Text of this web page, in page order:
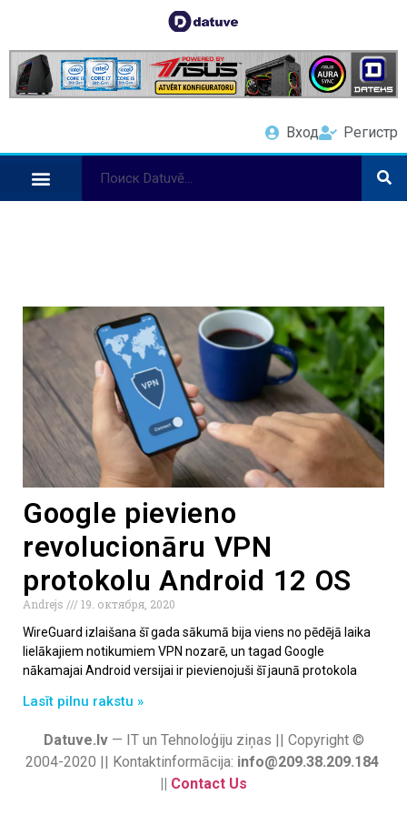
Вход Регистр
Google pievieno
revolucionāru VPN
protokolu Android 12 OS
Andrejs
19. октября, 2020
WireGuard izlaišana šī gada sākumā bija viens no pēdējā laika
lielākajiem notikumiem VPN nozarē, un tagad Google
nākamajai Android versijai ir pievienojuši šī jaunā protokola
Lasīt pilnu rakstu »
Datuve.lv— IT un Tehnoloģiju ziņas || Copyright ©
2004-2020 || Kontaktinformācija: info@209.38.209.184
|| Contact Us